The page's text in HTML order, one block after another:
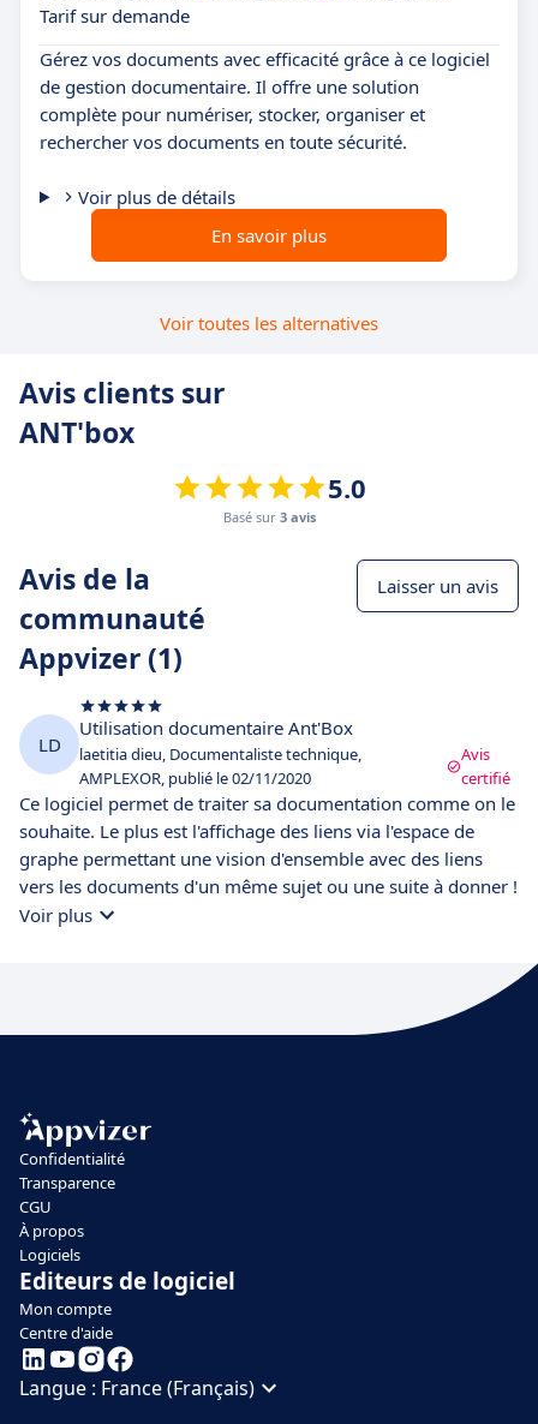
Tarif sur demande
Gérez vos documents avec efficacité grâce à ce logiciel
de gestion documentaire. Il offre une solution
complète pour numériser, stocker, organiser et
rechercher vos documents en toute sécurité.
Voir plus de détails
En savoir plus
Voir toutes les alternatives
Avis clients sur
ANT'box
5.0
Basé sur 3 avis
Avis de la
communauté
Appvizer (1)
Laisser un avis
LD
Utilisation documentaire Ant'Box
laetitia dieu, Documentaliste technique,
AMPLEXOR, publié le 02/11/2020
Avis
certifié
Ce logiciel permet de traiter sa documentation comme on le
souhaite. Le plus est l'affichage des liens via l'espace de
graphe permettant une vision d'ensemble avec des liens
vers les documents d'un même sujet ou une suite à donner !
Voir plus
Confidentialité
Transparence
CGU
À propos
Logiciels
Editeurs de logiciel
Mon compte
Centre d'aide
Langue : France (Français)